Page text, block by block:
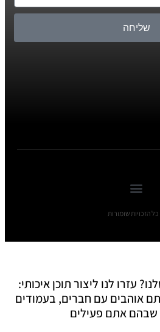
שליחה
הזכויות שומורות
עזרו לנו ליצור תוכן איכותי:
אוהבים עם חברים, בעמודים
שבהם אתם פעילים